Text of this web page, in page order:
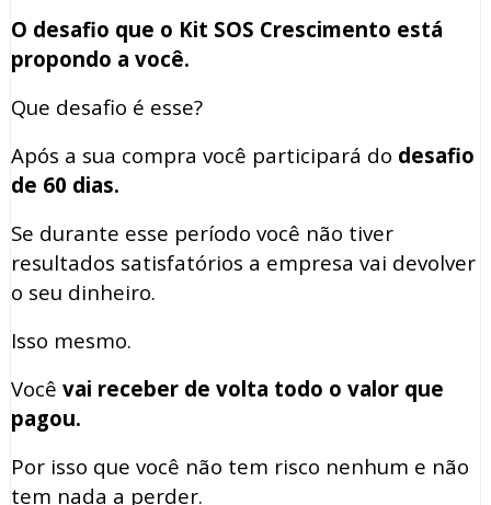
O desafio que o Kit SOS Crescimento está
propondo a você.
Que desafio é esse?
Após a sua compra você participará do desafio
de 60 dias.
Se durante esse período você não tiver
resultados satisfatórios a empresa vai devolver
o seu dinheiro.
Isso mesmo.
Você vai receber de volta todo o valor que
pagou.
Por isso que você não tem risco nenhum e não
tem nada a perder.